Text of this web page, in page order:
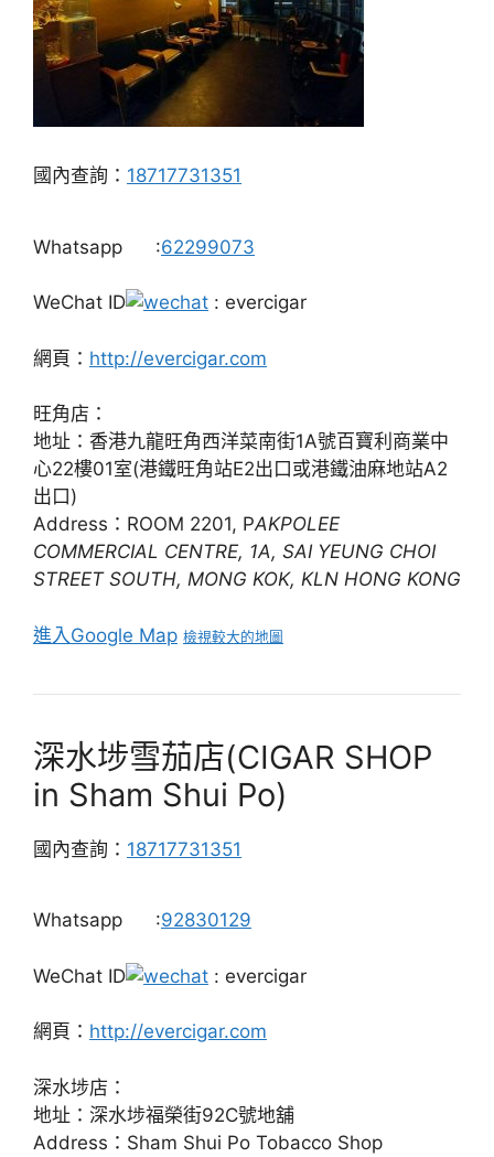
國內查詢： 18717731351
Whatsapp :62299073
WeChat ID : evercigar
網頁： http://evercigar.com
旺角店：
地址：香港九龍旺角西洋菜南街1A號百寶利商業中
心22樓01室(港鐵旺角站E2出口或港鐵油麻地站A2
出口)
Address：ROOM 2201, PAKPOLEE
COMMERCIAL CENTRE, 1A, SAI YEUNG CHOI
STREET SOUTH, MONG KOK, KLN HONG KONG
進入Google Map 檢視較大的地圖
深水埗雪茄店(CIGAR SHOP
in Sham Shui Po)
國內查詢： 18717731351
Whatsapp :92830129
WeChat ID : evercigar
網頁： http://evercigar.com
深水埗店：
地址：深水埗福榮街92C號地舖
Address：Sham Shui Po Tobacco Shop